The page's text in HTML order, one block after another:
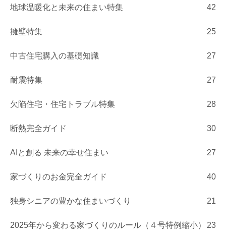
地球温暖化と未来の住まい特集 42
擁壁特集 25
中古住宅購入の基礎知識 27
耐震特集 27
欠陥住宅・住宅トラブル特集 28
断熱完全ガイド 30
AIと創る 未来の幸せ住まい 27
家づくりのお金完全ガイド 40
独身シニアの豊かな住まいづくり 21
2025年から変わる家づくりのルール（４号特例縮小） 23